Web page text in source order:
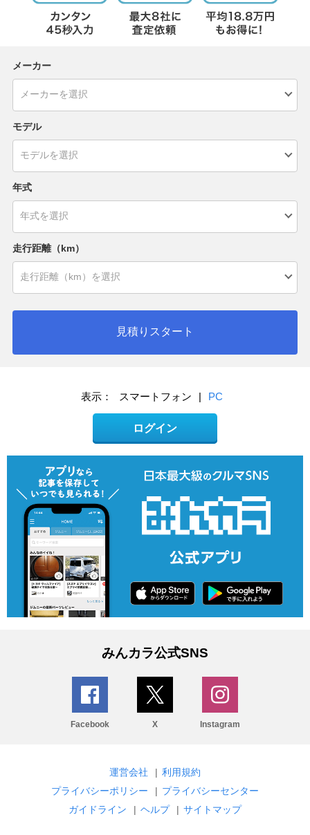
メーカー
モデル
年式
走行距離（km）
見積りスタート
表示： スマートフォン | PC
ログイン
みんカラ公式SNS
Facebook X Instagram
運営会社 | 利用規約
プライバシーポリシー
| プライバシーセンター
ガイドライン
| ヘルプ | サイトマップ